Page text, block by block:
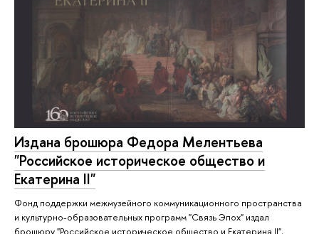
Издана брошюра Федора Мелентьева
"Российское историческое общество и
Екатерина II"
Фонд поддержки межмузейного коммуникационного пространства
и культурно-образовательных программ "Связь Эпох" издал